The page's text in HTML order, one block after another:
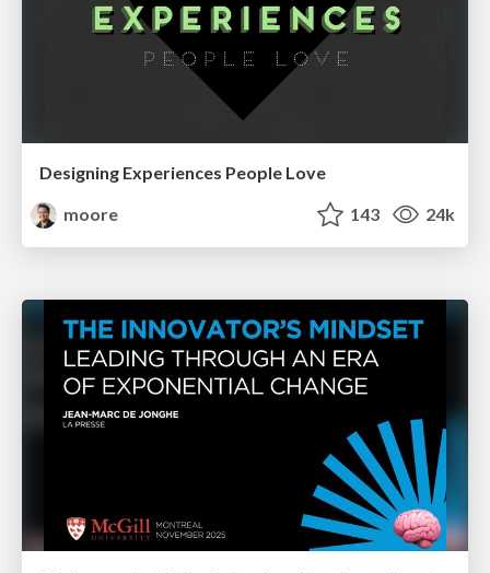
Designing Experiences People Love
moore
143 24k